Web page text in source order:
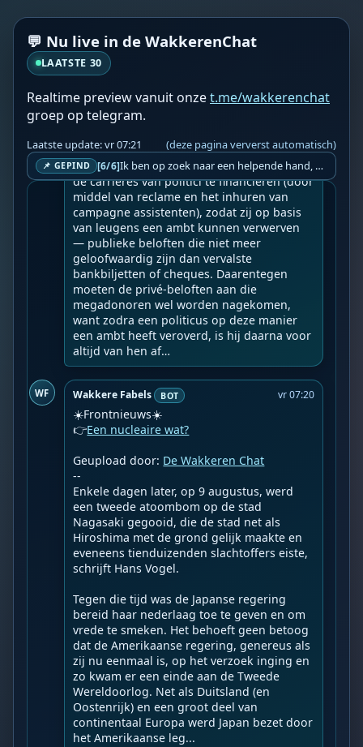
💬 Nu live in de WakkerenChat
LAATSTE 30
Realtime preview vanuit onzet.me/wakkerenchat
groep op telegram.
Laatste update: vr 07:21 (deze pagina ververst automatisch)
📌 GEPIND [6/6] Ik ben op zoek naar een helpende hand, een menselijk oog, een admin die helpt met controleren of de chat wel correct word gemodereerd word door NoMoSpam. 98% gaat automatisch goed, toch ik dit nooit helemaal loslaten en moet er altijd een mens mee blijven opletten bij elke beslissing die gemaakt word. Waar bestaan de werkzaamheden uit? Mee kijken in admin log kanaal naar alle drugs/porno/scams die voorbij komen en in het geval van een randgevalletje, ingrijpen en b.v. een verwijderd maar wel toegestaan bericht terug plaatsen met een druk op de knop. tsja zo banaal en simpel is het gesteld.. Word je hier blij van? Nee. Strookt het je ego? Nee. Word je er beter van? Nee. Kost het veel tijd? Totaal niet, consistentie en regelmaat is belangrijker dan 'er even voor kunnen gaan zitten'.. het werk is in een paar seconden gepiept.. je checkt puur of AI de juiste beslissing heeft gemaakt.. …
r het publiek te beheersen.
Geupload door:
Wereldwijde ‘Staatsgreep’ 6 jaar sinds 17-
03-2020 zichtbare dictatuur.
Een miljardair bezit minstens een miljard
dollar, en dat is veel meer dan nodig is om
de carrières van politici te financieren (door
middel van reclame en het inhuren van
campagne assistenten), zodat zij op basis
van leugens een ambt kunnen verwerven
— publieke beloften die niet meer
geloofwaardig zijn dan vervalste
bankbiljetten of cheques. Daarentegen
moeten de privé-beloften aan die
megadonoren wel worden nagekomen,
want zodra een politicus op deze manier
een ambt heeft veroverd, is hij daarna voor
altijd van hen af…
WF Wakkere Fabels BOT vr 07:20
☀️Frontnieuws☀️
👉Een nucleaire wat?
Geupload door: De Wakkeren Chat
--
Enkele dagen later, op 9 augustus, werd
een tweede atoombom op de stad
Nagasaki gegooid, die de stad net als
Hiroshima met de grond gelijk maakte en
eveneens tienduizenden slachtoffers eiste,
schrijft Hans Vogel.
Tegen die tijd was de Japanse regering
bereid haar nederlaag toe te geven en om
vrede te smeken. Het behoeft geen betoog
dat de Amerikaanse regering, genereus als
zij nu eenmaal is, op het verzoek inging en
zo kwam er een einde aan de Tweede
Wereldoorlog. Net als Duitsland (en
Oostenrijk) en een groot deel van
continentaal Europa werd Japan bezet door
het Amerikaanse leg...